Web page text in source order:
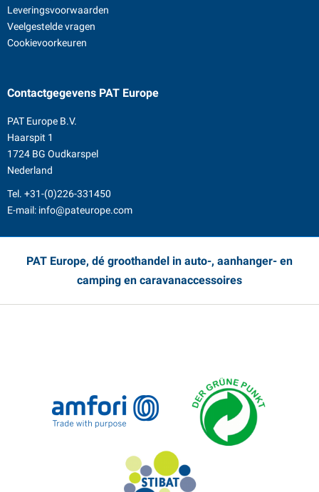
Leveringsvoorwaarden
Veelgestelde vragen
Cookievoorkeuren
Contactgegevens PAT Europe
PAT Europe B.V.
Haarspit 1
1724 BG Oudkarspel
Nederland
Tel. +31-(0)226-331450
E-mail: info@pateurope.com
PAT Europe, dé groothandel in auto-, aanhanger- en
camping en caravanaccessoires